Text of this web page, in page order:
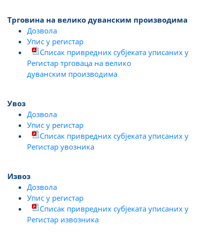
Трговина на велико дуванским производима
Дозвола
Упис у регистар
Списак привредних субјеката уписаних у
Регистар трговаца на велико
дуванским производима
Увоз
Дозвола
Упис у регистар
Списак привредних субјеката уписаних у
Регистар увозника
Извоз
Дозвола
Упис у регистар
Списак привредних субјеката уписаних у
Регистар извозника